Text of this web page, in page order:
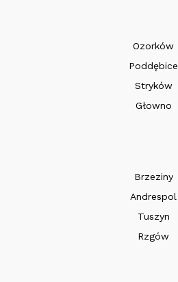
Ozorków
Poddębice
Stryków
Głowno
Brzeziny
Andrespol
Tuszyn
Rzgów